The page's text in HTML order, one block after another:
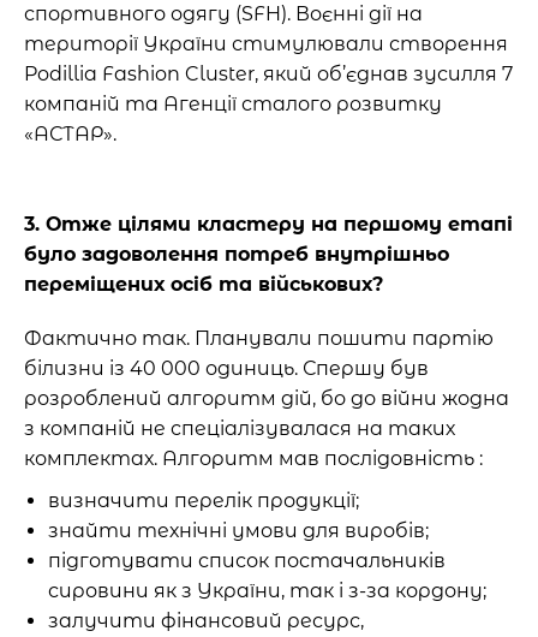
спортивного одягу (SFH). Воєнні дії на
території України стимулювали створення
Podillia Fashion Cluster, який об’єднав зусилля 7
компаній та Агенції сталого розвитку
«АСТАР».
3. Отже цілями кластеру на першому етапі
було задоволення потреб внутрішньо
переміщених осіб та військових?
Фактично так. Планували пошити партію
білизни із 40 000 одиниць. Спершу був
розроблений алгоритм дій, бо до війни жодна
з компаній не спеціалізувалася на таких
комплектах. Алгоритм мав послідовність :
визначити перелік продукції;
знайти технічні умови для виробів;
підготувати список постачальників
сировини як з України, так і з-за кордону;
залучити фінансовий ресурс,